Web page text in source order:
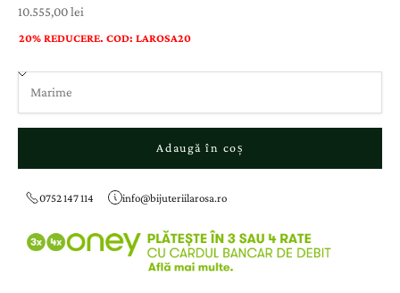
Preț cu reducere
10.555,00 lei
20% REDUCERE. COD: LAROSA20
Adaugă în coș
0752 147 114 info@bijuteriilarosa.ro